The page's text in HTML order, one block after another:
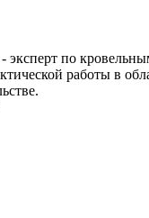
по
работы в